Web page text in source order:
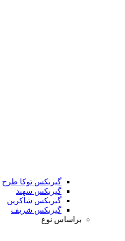
گیربکس توکا طرح
گیربکس سهند
گیربکس شاکرین
گیربکس شریف
براساس نوع